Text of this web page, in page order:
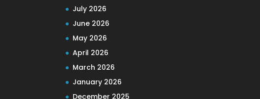
July 2026
June 2026
May 2026
April 2026
March 2026
January 2026
December 2025